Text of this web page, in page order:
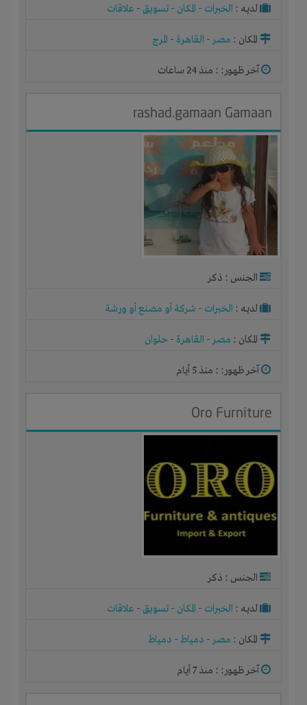
لديـه : الخبرات - المكان - تسويق - علاقات
المكان : مصر- القاهرة - المرج
آخر ظهور: : منذ 24 ساعات
rashad.gamaan Gamaan
الجنس : ذكر
لديـه : الخبرات - شركة أو مصنع أو ورشة
المكان : مصر- القاهرة - حلوان
آخر ظهور: : منذ 5 أيام
Oro Furniture
الجنس : ذكر
لديـه : الخبرات - المكان - تسويق - علاقات
المكان : مصر- دمياط- دمياط
آخر ظهور: : منذ 7 أيام